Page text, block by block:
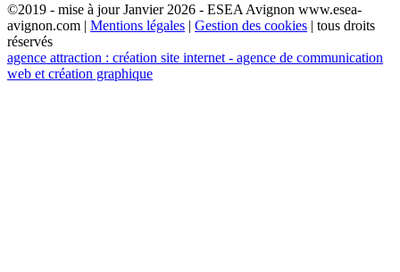
©2019 - mise à jour Janvier 2026 - ESEA Avignon www.esea-
avignon.com | Mentions légales | Gestion des cookies | tous droits
réservés
agence attraction : création site internet - agence de communication
web et création graphique